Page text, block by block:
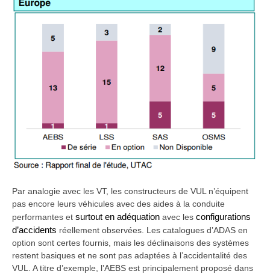
Par analogie avec les VT, les constructeurs de VUL n’équipent
pas encore leurs véhicules avec des aides à la conduite
performantes et surtout en adéquation avec les configurations
d’accidents réellement observées. Les catalogues d’ADAS en
option sont certes fournis, mais les déclinaisons des systèmes
restent basiques et ne sont pas adaptées à l’accidentalité des
VUL. A titre d’exemple, l’AEBS est principalement proposé dans